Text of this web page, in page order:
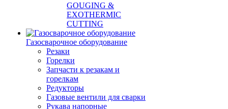
GOUGING &
EXOTHERMIC
CUTTING
Газосварочное оборудование
Резаки
Горелки
Запчасти к резакам и
горелкам
Редукторы
Газовые вентили для сварки
Рукава напорные